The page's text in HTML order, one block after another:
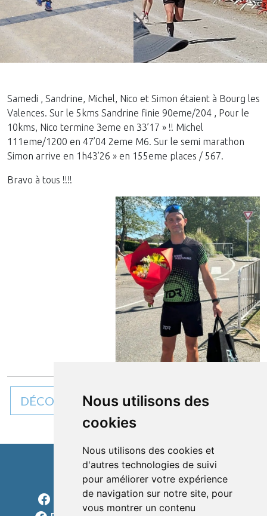
Nous utilisons des
cookies
Nous utilisons des cookies et
d'autres technologies de suivi
pour améliorer votre expérience
de navigation sur notre site, pour
vous montrer un contenu
Samedi , Sandrine, Michel, Nico et Simon étaient à Bourg les
Valences. Sur le 5kms Sandrine finie 90eme/204 , Pour le
10kms, Nico termine 3eme en 33’17 » !! Michel
111eme/1200 en 47’04 2eme M6. Sur le semi marathon
Simon arrive en 1h43’26 » en 155eme places / 567.
Bravo à tous !!!!
DÉCOUVREZ TOUTES NOS ACTUALITÉS
Cléon d'Andran
Facebook Charols Sports Loisirs